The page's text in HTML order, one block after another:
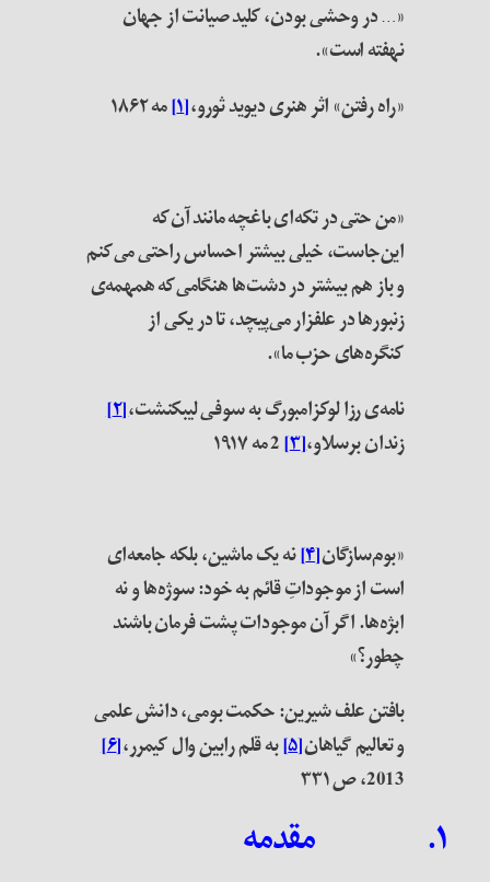
«… در وحشی بودن، کلید صیانت از جهان
نهفته است».
«راه رفتن» اثر هنری دیوید ثورو،[۱] مه ۱۸۶۲
«من حتی در تکه‌ای باغچه مانند آن‌که
این‌جاست، خیلی بیشتر احساس راحتی می‌کنم
و باز هم بیشتر در دشت‌ها هنگامی‌که همهمه‌ی
زنبورها در علفزار می‌پیچد، تا در یکی از
کنگره‌های حزب ما».
نامه‌ی رزا لوکزامبورگ به سوفی لیبکنشت،[۲]
زندان برسلاو،[۳] 2 مه ۱۹۱۷
«بوم‌سازگان[۴] نه یک ماشین، بلکه جامعه‌ای
است از موجوداتِ قائم به خود: سوژه‌ها و نه
ابژه‌ها. اگر آن موجودات پشت فرمان باشند
چطور؟»
بافتن علف شیرین: حکمت بومی، دانش علمی
و تعالیم گیاهان[۵] به قلم رابین وال کیمرر،[۶]